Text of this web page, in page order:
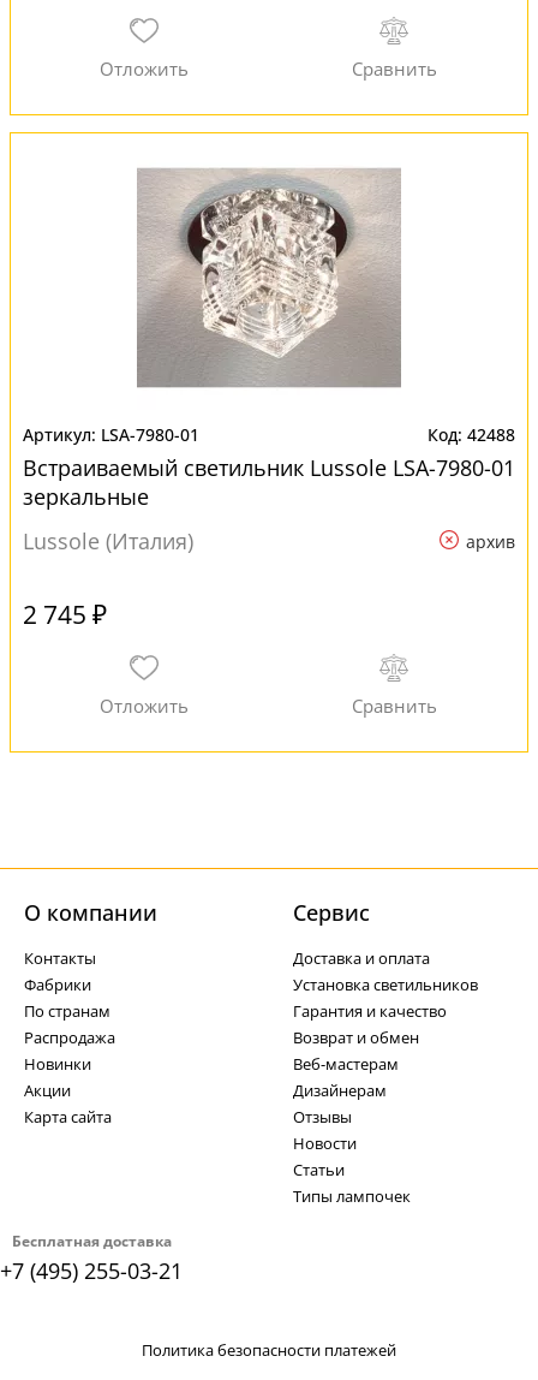
LSA-7980-01 42488
Встраиваемый светильник Lussole LSA-7980-01
зеркальные
Lussole (Италия)
архив
2 745 ₽
Бесплатная доставка
+7 (495) 255-03-21
О компании
Контакты
Фабрики
По странам
Распродажа
Новинки
Акции
Карта сайта
Cервис
Доставка и оплата
Установка светильников
Гарантия и качество
Возврат и обмен
Веб-мастерам
Дизайнерам
Отзывы
Новости
Статьи
Типы лампочек
Политика безопасности платежей